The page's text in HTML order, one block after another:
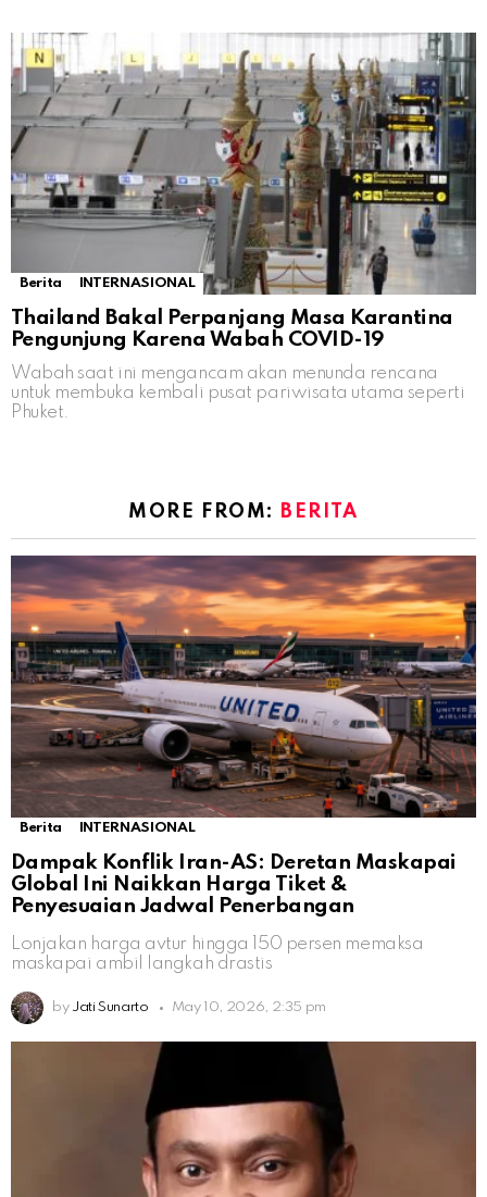
Berita INTERNASIONAL
Thailand Bakal Perpanjang Masa Karantina
Pengunjung Karena Wabah COVID-19
Wabah saat ini mengancam akan menunda rencana
untuk membuka kembali pusat pariwisata utama seperti
Phuket.
MORE FROM: BERITA
Berita INTERNASIONAL
Dampak Konflik Iran-AS: Deretan Maskapai
Global Ini Naikkan Harga Tiket &
Penyesuaian Jadwal Penerbangan
Lonjakan harga avtur hingga 150 persen memaksa
maskapai ambil langkah drastis
by Jati Sunarto May 10, 2026, 2:35 pm